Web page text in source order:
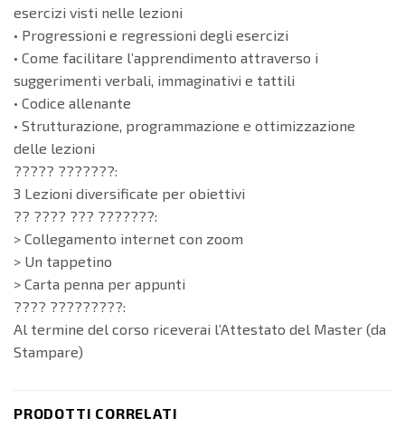
esercizi visti nelle lezioni
• Progressioni e regressioni degli esercizi
• Come facilitare l’apprendimento attraverso i
suggerimenti verbali, immaginativi e tattili
• Codice allenante
• Strutturazione, programmazione e ottimizzazione
delle lezioni
????? ???????:
3 Lezioni diversificate per obiettivi
?? ???? ??? ???????:
> Collegamento internet con zoom
> Un tappetino
> Carta penna per appunti
???? ?????????:
Al termine del corso riceverai l’Attestato del Master (da
Stampare)
PRODOTTI CORRELATI